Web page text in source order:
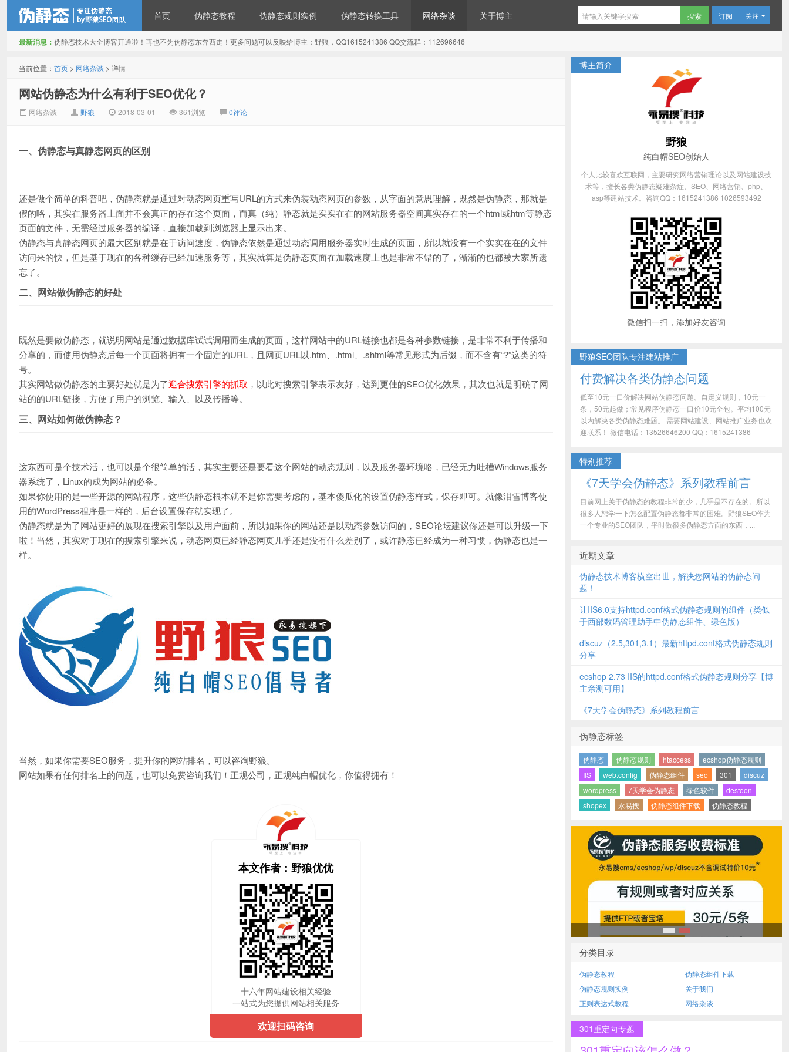
首页 伪静态教程 伪静态规则实例 伪静态转换工具 网络杂谈 关于博主 订阅 关注
最新消息： 伪静态技术大全博客开通啦！再也不为伪静态东奔西走！更多问题可以反映给博主：野狼，QQ1615241386 QQ交流群：112696646
当前位置： 首页 > 网络杂谈 > 详情
网站伪静态为什么有利于SEO优化？
网络杂谈 野狼 2018-03-01 361浏览 0评论
一、伪静态与真静态网页的区别
还是做个简单的科普吧，伪静态就是通过对动态网页重写URL的方式来伪装动态网页的参数，从字面的意思理解，既然是伪静态，那就是
假的咯，其实在服务器上面并不会真正的存在这个页面，而真（纯）静态就是实实在在的网站服务器空间真实存在的一个html或htm等静态
页面的文件，无需经过服务器的编译，直接加载到浏览器上显示出来。
伪静态与真静态网页的最大区别就是在于访问速度，伪静态依然是通过动态调用服务器实时生成的页面，所以就没有一个实实在在的文件
访问来的快，但是基于现在的各种缓存已经加速服务等，其实就算是伪静态页面在加载速度上也是非常不错的了，渐渐的也都被大家所遗
忘了。
二、网站做伪静态的好处
既然是要做伪静态，就说明网站是通过数据库试试调用而生成的页面，这样网站中的URL链接也都是各种参数链接，是非常不利于传播和
分享的，而使用伪静态后每一个页面将拥有一个固定的URL，且网页URL以.htm、.html、.shtml等常见形式为后缀，而不含有“?”这类的符
号。
其实网站做伪静态的主要好处就是为了迎合搜索引擎的抓取 ，以此对搜索引擎表示友好，达到更佳的SEO优化效果，其次也就是明确了网
站的的URL链接，方便了用户的浏览、输入、以及传播等。
三、网站如何做伪静态？
这东西可是个技术活，也可以是个很简单的活，其实主要还是要看这个网站的动态规则，以及服务器环境咯，已经无力吐槽Windows服务
器系统了，Linux的成为网站的必备。
如果你使用的是一些开源的网站程序，这些伪静态根本就不是你需要考虑的，基本傻瓜化的设置伪静态样式，保存即可。就像泪雪博客使
用的WordPress程序是一样的，后台设置保存就实现了。
伪静态就是为了网站更好的展现在搜索引擎以及用户面前，所以如果你的网站还是以动态参数访问的，SEO论坛建议你还是可以升级一下
啦！当然，其实对于现在的搜索引擎来说，动态网页已经静态网页几乎还是没有什么差别了，或许静态已经成为一种习惯，伪静态也是一
样。
当然，如果你需要SEO服务，提升你的网站排名，可以咨询野狼。
网站如果有任何排名上的问题，也可以免费咨询我们！正规公司，正规纯白帽优化，你值得拥有！
本文作者：野狼优优
十六年网站建设相关经验
一站式为您提供网站相关服务
欢迎扫码咨询
博主简介
野狼
纯白帽SEO创始人
个人比较喜欢互联网，主要研究网络营销理论以及网站建设技
术等，擅长各类伪静态疑难杂症、SEO、网络营销、php、
asp等建站技术。咨询QQ：1615241386 1026593492
微信扫一扫，添加好友咨询
野狼SEO团队专注建站推广
付费解决各类伪静态问题
低至10元一口价解决网站伪静态问题。自定义规则，10元一
条，50元起做；常见程序伪静态一口价10元全包。平均100元
以内解决各类伪静态难题。 需要网站建设、网站推广业务也欢
迎联系！ 微信电话：13526646200 QQ：1615241386
特别推荐
《7天学会伪静态》系列教程前言
目前网上关于伪静态的教程非常的少，几乎是不存在的。所以
很多人想学一下怎么配置伪静态都非常的困难。野狼SEO作为
一个专业的SEO团队，平时做很多伪静态方面的东西，...
近期文章
伪静态技术博客横空出世，解决您网站的伪静态问
题！
让IIS6.0支持httpd.conf格式伪静态规则的组件（类似
于西部数码管理助手中伪静态组件、绿色版）
discuz（2.5,301,3.1）最新httpd.conf格式伪静态规则
分享
ecshop 2.73 IIS的httpd.conf格式伪静态规则分享【博
主亲测可用】
《7天学会伪静态》系列教程前言
伪静态标签
伪静态 伪静态规则 htaccess
ecshop伪静态规则
IIS
web.config 伪静态组件 seo 301
discuz
wordpress
7天学会伪静态 绿色软件
destoon
shopex
永易搜 伪静态组件下载 伪静态教程
分类目录
伪静态教程
伪静态组件下载
伪静态规则实例
关于我们
正则表达式教程
网络杂谈
301重定向专题